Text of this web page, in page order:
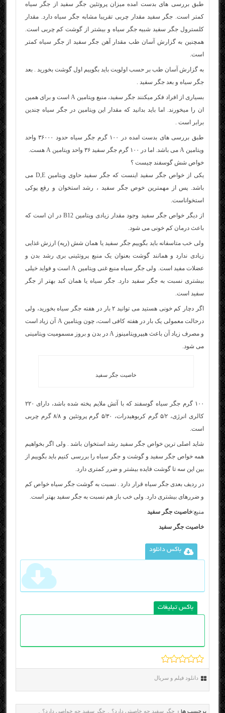
طبق بررسی های بدست امده میزان پروتئین جگر سفید از جگر سیاه
کمتر است. جگر سفید مقدار چربى تقریبا مشابه جگر سیاه دارد. مقدار
کلسترول جگر سفید شبیه جگر سیاه و بیشتر از گوشت کم چربى است.
همچنین به گزارش آسان طب مقدار آهن جگر سفید از جگر سیاه کمتر
است.
به گزارش آسان طب بر حسب اولویت باید بگوییم اول گوشت بخورید . بعد
جگر سیاه و بعد جگر سفید .
بسیارى از افراد فکر میکنند جگر سفید، منبع ویتامین A است و برای همین
ان را میخورند. اما باید بدانید که مقدار این ویتامین در جگر سیاه چندین
برابر است .
طبق بررسی های بدست امده در ۱۰۰ گرم جگر سیاه حدود ۳۶۰۰۰ واحد
ویتامین A می باشد. اما در ۱۰۰ گرم جگر سفید ۳۶ واحد ویتامین A هست.
خواص شش گوسفند چیست ؟
یکی از خواص جگر سفید اینست که جگر سفید حاوی ویتامین D,E می
باشد. پس از مهمترین خوص جگر سفید ، رشد استخوان و رفع پوکی
استخواناست.
از دیگر خواص جگر سفید وجود مقدار زیادی ویتامین B12 در ان است که
باعث درمان کم خونی می شود.
ولی خب متاسفانه باید بگوییم جگر سفید یا همان شش (ریه) ارزش غذایی
زیادی ندارد و همانند گوشت بعنوان یک منبع پروتئینی بری رشد بدن و
عضلات مفید است. ولی جگر سیاه منبع غنی ویتامین A است و فواید خیلی
بیشتری نسبت به جگر سفید دارد. جگر سیاه یا همان کبد بهتر از جگر
سفید است.
اگر دچار کم خونی هستید می توانید ۲ بار در هفته جگر سیاه بخورید، ولی
درحالت معمولی یک بار در هفته کافی است، چون ویتامین A آن زیاد است
و مصرف زیاد آن باعث هیپرویتامینوز A در بدن و بروز مسمومیت ویتامینی
می شود.
خاصیت جگر سفید
۱۰۰ گرم جگر سیاه گوسفند که با آتش ملایم پخته شده باشد، دارای ۲۲۰
کالری انرژی، ۵/۲ گرم کربوهیدرات، ۵/۳۰ گرم پروتئین و ۸/۸ گرم چربی
است.
شاید اصلی ترین خواص جگر سفید رشد استخوان باشد . ولی اگر بخواهیم
همه خواص جگر سفید و گوشت و جگر سیاه را بررسی کنیم باید بگوییم از
بین این سه تا گوشت فایده بیشتر و ضرر کمتری دارد.
در ردیف بعدی جگر سیاه قرار دارد . نسبت به گوشت جگر سیاه خواص کم
و ضررهای بیشتری دارد. ولی خب باز هم نسبت به جگر سفید بهتر است.
منبع:خاصیت جگر سفید
خاصیت جگر سفید
باکس دانلود
باکس تبلیغات
دانلود فیلم و سریال
جگر سفید چه خاصیتی دارد؟ جگر سفید چه خواصی دارد؟